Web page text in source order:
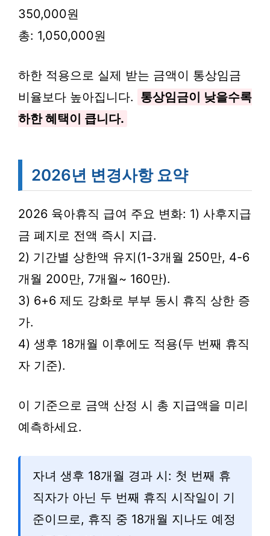
350,000원
총: 1,050,000원
하한 적용으로 실제 받는 금액이 통상임금
비율보다 높아집니다. 통상임금이 낮을수록
하한 혜택이 큽니다.
2026년 변경사항 요약
2026 육아휴직 급여 주요 변화: 1) 사후지급
금 폐지로 전액 즉시 지급.
2) 기간별 상한액 유지(1-3개월 250만, 4-6
개월 200만, 7개월~ 160만).
3) 6+6 제도 강화로 부부 동시 휴직 상한 증
가.
4) 생후 18개월 이후에도 적용(두 번째 휴직
자 기준).
이 기준으로 금액 산정 시 총 지급액을 미리
예측하세요.
자녀 생후 18개월 경과 시: 첫 번째 휴
직자가 아닌 두 번째 휴직 시작일이 기
준이므로, 휴직 중 18개월 지나도 예정